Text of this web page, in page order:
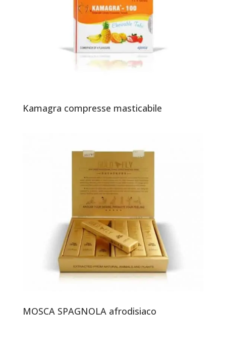
Kamagra compresse masticabile
MOSCA SPAGNOLA afrodisiaco